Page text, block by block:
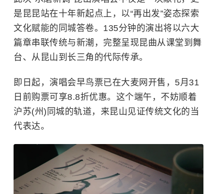
是昆昆站在十年新起点上，以“再出发”姿态探索
文化赋能的同城答卷。135分钟的演出将以六大
篇章串联传统与新潮，完整呈现昆曲从课堂到舞
台、从昆山到长三角的代际传承。
即日起，演唱会早鸟票已在大麦网开售，5月31
日前购票可享8.8折优惠。这个端午，不妨顺着
沪苏(州)同城的轨道，来昆山见证传统文化的当
代表达。